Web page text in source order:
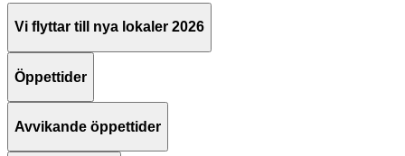
Vi flyttar till nya lokaler 2026
Öppettider
Avvikande öppettider